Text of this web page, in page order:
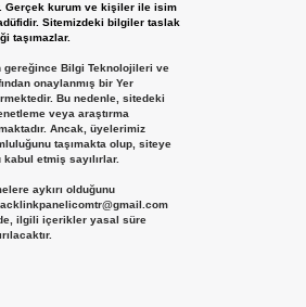
Gerçek kurum ve kişiler ile isim
Sitemizdeki bilgiler taslak
taşımazlar.
gereğince Bilgi Teknolojileri ve
onaylanmış bir Yer
Bu nedenle, sitedeki
veya araştırma
Ancak, üyelerimiz
taşımakta olup, siteye
etmiş sayılırlar.
aykırı olduğunu
ilgili içerikler yasal süre